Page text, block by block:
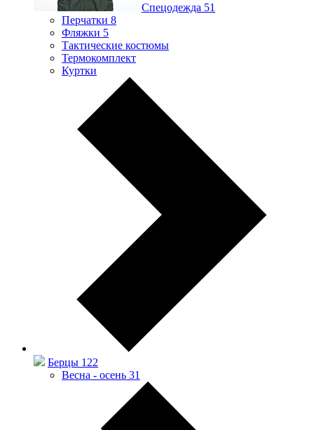
Спецодежда 51
Перчатки 8
Фляжки 5
Тактические костюмы
Термокомплект
Куртки
Берцы 122
Весна - осень 31